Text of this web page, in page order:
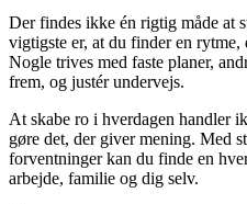
Der findes ikke én rigtig måde at
vigtigste er, at du finder en
Nogle trives med faste planer,
frem, og justér undervejs.
At skabe ro i hverdagen handler
gøre det, der giver mening. Med
forventninger kan du finde en
arbejde, familie og dig selv.